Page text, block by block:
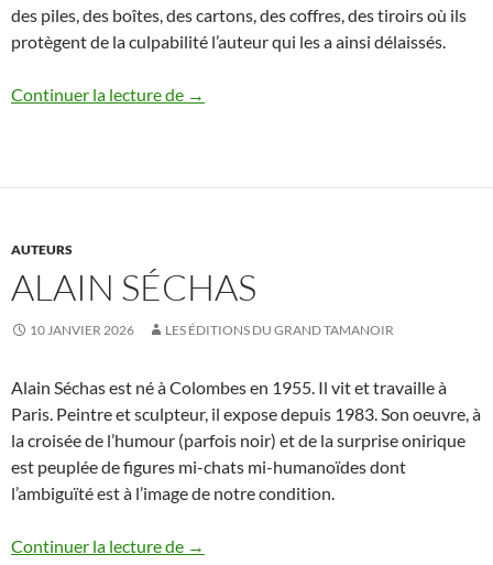
des piles, des boîtes, des cartons, des coffres, des tiroirs où ils
protègent de la culpabilité l’auteur qui les a ainsi délaissés.
Continuer la lecture de Christian Bernard, Nouveaux Morceaux
→
AUTEURS
ALAIN SÉCHAS
10 JANVIER 2026 LES ÉDITIONS DU GRAND TAMANOIR
Alain Séchas est né à Colombes en 1955. Il vit et travaille à
Paris. Peintre et sculpteur, il expose depuis 1983. Son oeuvre, à
la croisée de l’humour (parfois noir) et de la surprise onirique
est peuplée de figures mi-chats mi-humanoïdes dont
l’ambiguïté est à l’image de notre condition.
Continuer la lecture de Alain Séchas
→